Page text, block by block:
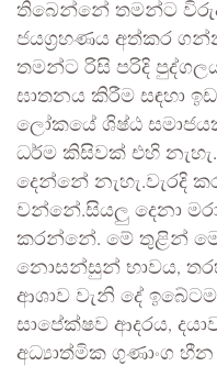
තිබෙන්නේ තමන්ට
ජයග්‍රහණය අත්කර
තමන්ට රිසි පරිදි
ඝාතනය කිරීම සඳහා
ලෝකයේ ශිෂ්ඨ
ධර්ම කිසිවක් එහි
දෙන්නේ නැහැ.වැරදි
වන්නේ.සියලු දෙනා
කරන්නේ. මේ තුළින්
නොසන්සුන් භාවය,
ආශාව වැනි දේ
සාපේක්ෂව ආදරය,
අධ්‍යාත්මික ගුණාංග